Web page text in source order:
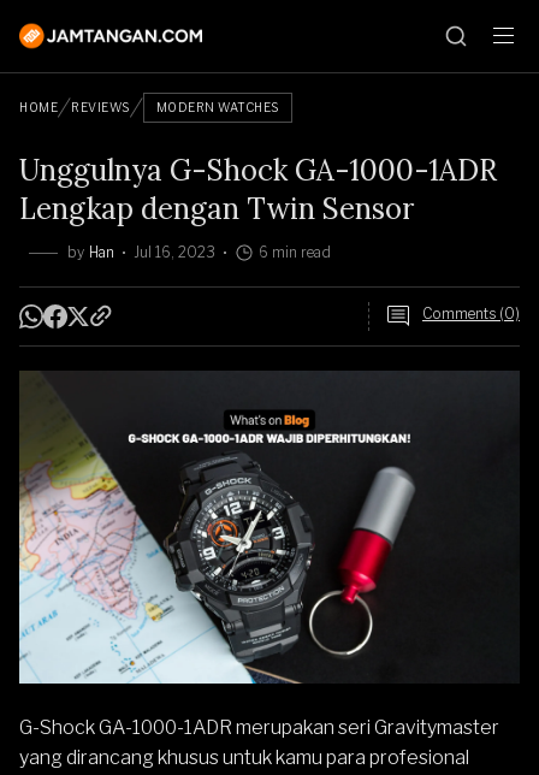
HOME REVIEWS MODERN WATCHES
Unggulnya G-Shock GA-1000-1ADR
Lengkap dengan Twin Sensor
by Han Jul 16, 2023 6 min read
Comments (0)
G-Shock GA-1000-1ADR merupakan seri Gravitymaster
yang dirancang khusus untuk kamu para profesional